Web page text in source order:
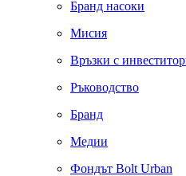
Бранд насоки
Мисия
Връзки с
Ръководство
Бранд
Медии
Фондът Bolt Urban